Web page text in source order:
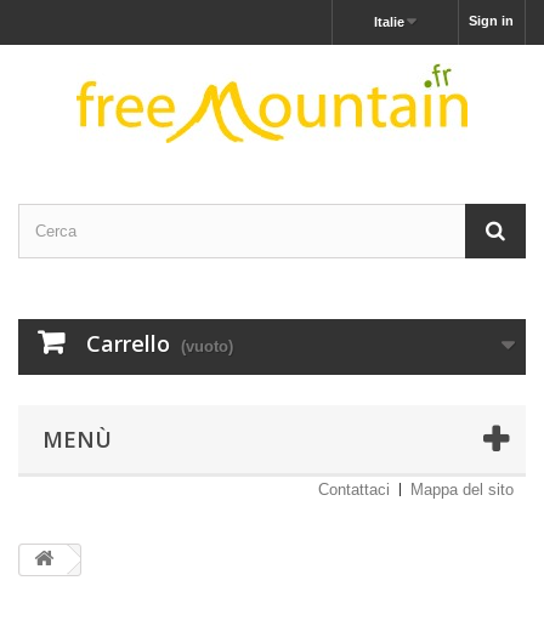
Sign in
Italie
Carrello (vuoto)
MENÙ
Contattaci Mappa del sito